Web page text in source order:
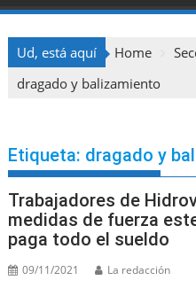
Ud, está aquí Home
dragado y balizamiento
Etiqueta: dragado y
Trabajadores de
medidas de fuerza
paga todo el sueldo
09/11/2021 La redacción